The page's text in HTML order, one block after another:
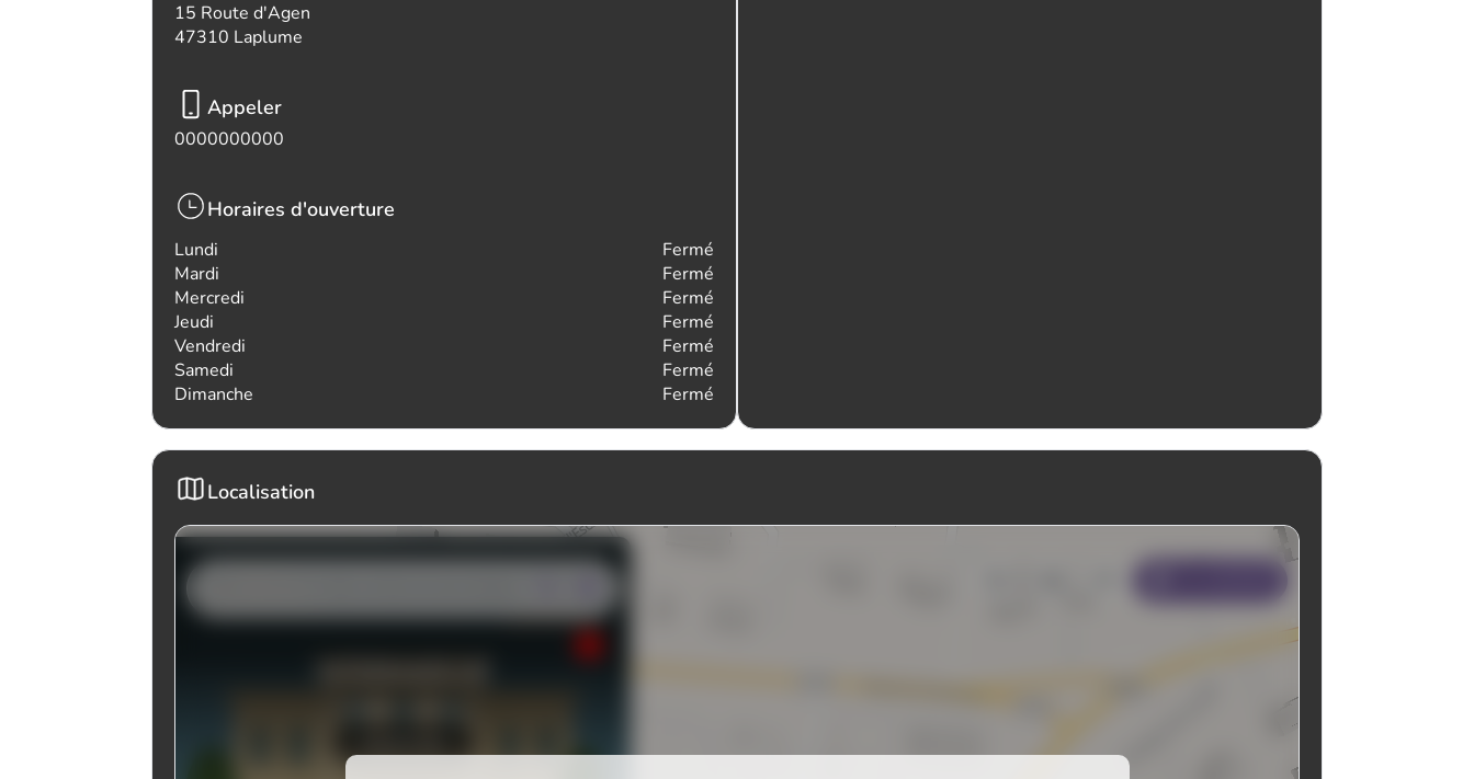
15 Route d'Agen
47310 Laplume
Appeler
0000000000
Horaires d'ouverture
Lundi
Fermé
Mardi
Fermé
Mercredi
Fermé
Jeudi
Fermé
Vendredi
Fermé
Samedi
Fermé
Dimanche
Fermé
Localisation